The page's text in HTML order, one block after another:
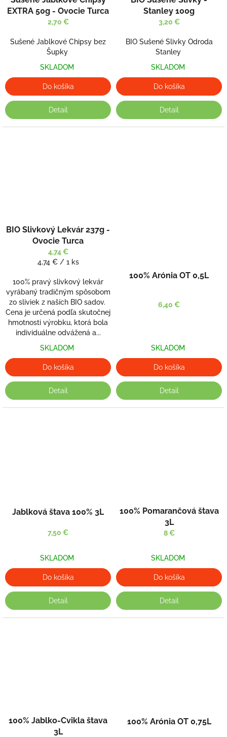
EXTRA 50g - Ovocie Turca
2,70 €
Sušené Jablkové Chipsy bez
Šupky
SKLADOM
Do košíka
Detail
Stanley 100g
3,20 €
BIO Sušené Slivky Odroda
Stanley
SKLADOM
Do košíka
Detail
BIO Slivkový Lekvár 237g -
Ovocie Turca
4,74 €
Jednotková
4,74 € / 1 ks
100% pravý slivkový lekvár
vyrábaný tradičným spôsobom
zo sliviek z naších BIO sadov.
Cena je určená podľa skutočnej
hmotnosti výrobku, ktorá bola
individuálne odvážená a...
SKLADOM
Do košíka
Detail
100% Arónia OT 0,5L
6,40 €
SKLADOM
Do košíka
Detail
Jablková štava 100% 3L
7,50 €
SKLADOM
Do košíka
Detail
100% Pomarančová štava
3L
8 €
SKLADOM
Do košíka
Detail
100% Jablko-Cvikla štava
3L
100% Arónia OT 0,75L